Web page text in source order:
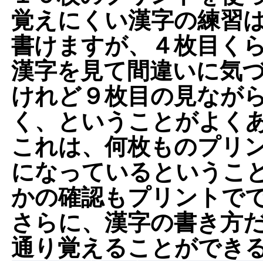
覚えにくい漢字の練習
書けますが、４枚目く
漢字を見て間違いに気
けれど９枚目の見なが
く、ということがよく
これは、何枚ものプリ
になっているというこ
かの確認もプリントで
さらに、漢字の書き方
通り覚えることができ